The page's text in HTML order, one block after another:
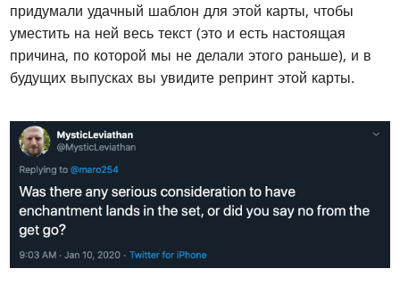
придумали удачный шаблон для этой карты, чтобы
уместить на ней весь текст (это и есть настоящая
причина, по которой мы не делали этого раньше), и в
будущих выпусках вы увидите репринт этой карты.